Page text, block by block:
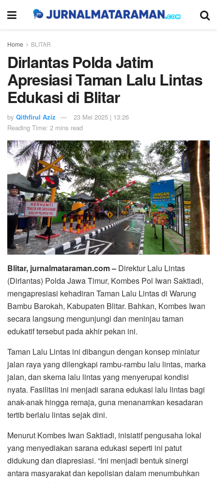
Home BLITAR
Dirlantas Polda Jatim
Apresiasi Taman Lalu Lintas
Edukasi di Blitar
by Qithfirul Aziz
23 Mei 2025 | 13:26
Reading Time: 2 mins read
Blitar, jurnalmataraman.com – Direktur Lalu Lintas
(Dirlantas) Polda Jawa Timur, Kombes Pol Iwan Saktiadi,
mengapresiasi kehadiran Taman Lalu Lintas di Warung
Bambu Barokah, Kabupaten Blitar. Bahkan, Kombes Iwan
secara langsung mengunjungi dan meninjau taman
edukatif tersebut pada akhir pekan ini.
Taman Lalu Lintas ini dibangun dengan konsep miniatur
jalan raya yang dilengkapi rambu-rambu lalu lintas, marka
jalan, dan skema lalu lintas yang menyerupai kondisi
nyata. Fasilitas ini menjadi sarana edukasi lalu lintas bagi
anak-anak hingga remaja, guna menanamkan kesadaran
tertib berlalu lintas sejak dini.
Menurut Kombes Iwan Saktiadi, inisiatif pengusaha lokal
yang menyediakan sarana edukasi seperti ini patut
didukung dan diapresiasi. “Ini menjadi bentuk sinergi
antara masyarakat dan kepolisian dalam menumbuhkan